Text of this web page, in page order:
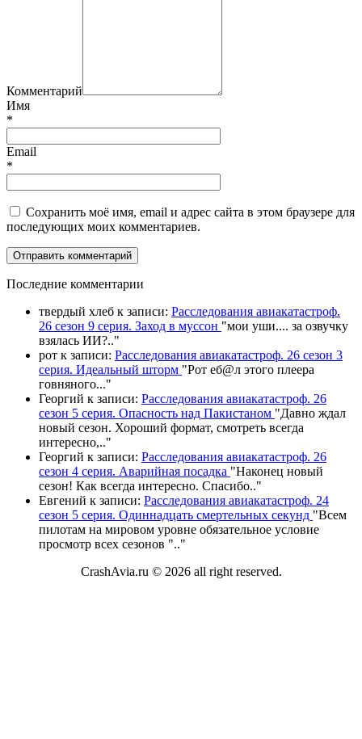
Комментарий
Имя
*
Email
*
Сохранить моё имя, email и адрес сайта в этом браузере для
последующих моих комментариев.
Последние комментарии
твердый хлеб к записи: Расследования авиакатастроф.
26 сезон 9 серия. Заход в муссон "мои уши.... за озвучку
взялась ИИ?.."
рот к записи: Расследования авиакатастроф. 26 сезон 3
серия. Идеальный шторм "Рот еб@л этого плеера
говняного..."
Георгий к записи: Расследования авиакатастроф. 26
сезон 5 серия. Опасность над Пакистаном "Давно ждал
новый сезон. Хороший формат, смотреть всегда
интересно,.."
Георгий к записи: Расследования авиакатастроф. 26
сезон 4 серия. Аварийная посадка "Наконец новый
сезон! Как всегда интересно. Спасибо.."
Евгений к записи: Расследования авиакатастроф. 24
сезон 5 серия. Одиннадцать смертельных секунд "Всем
пилотам на мировом уровне обязательное условие
просмотр всех сезонов ".."
CrashAvia.ru © 2026 all right reserved.